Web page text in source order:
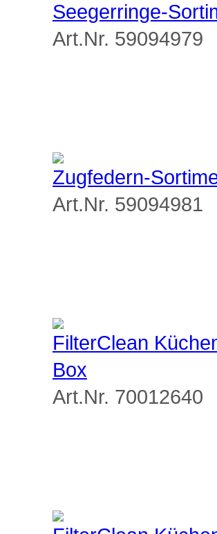
Seegerringe-
Art.Nr. 59094979
Zugfedern-
Art.Nr. 59094981
FilterClean
Box
Art.Nr. 70012640